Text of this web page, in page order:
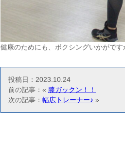
健康のためにも、ボクシングいかがです
投稿日：2023.10.24
前の記事：« 膝ガックン！！
次の記事： 幅広トレーナー♪ »